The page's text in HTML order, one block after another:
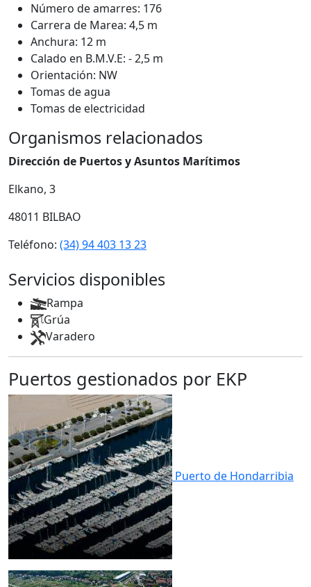
Número de amarres: 176
Carrera de Marea: 4,5 m
Anchura: 12 m
Calado en B.M.V.E: - 2,5 m
Orientación: NW
Tomas de agua
Tomas de electricidad
Organismos relacionados
Dirección de Puertos y Asuntos Marítimos
Elkano, 3
48011 BILBAO
Teléfono: (34) 94 403 13 23
Servicios disponibles
Rampa
Grúa
Varadero
Puertos gestionados por EKP
Puerto de Hondarribia